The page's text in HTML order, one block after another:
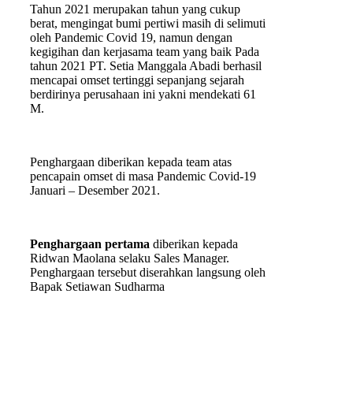
Tahun 2021 merupakan tahun yang cukup
berat, mengingat bumi pertiwi masih di selimuti
oleh Pandemic Covid 19, namun dengan
kegigihan dan kerjasama team yang baik Pada
tahun 2021 PT. Setia Manggala Abadi berhasil
mencapai omset tertinggi sepanjang sejarah
berdirinya perusahaan ini yakni mendekati 61
M.
Penghargaan diberikan kepada team atas
pencapain omset di masa Pandemic Covid-19
Januari – Desember 2021.
Penghargaan pertama diberikan kepada
Ridwan Maolana selaku Sales Manager.
Penghargaan tersebut diserahkan langsung oleh
Bapak Setiawan Sudharma